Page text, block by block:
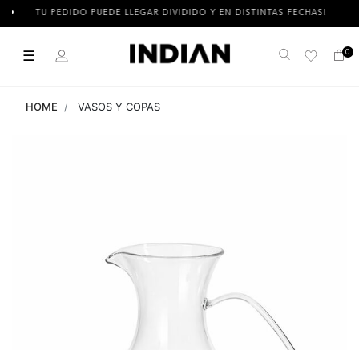
TU PEDIDO PUEDE LLEGAR DIVIDIDO Y EN DISTINTAS FECHAS!
☰ Buscar 0
HOME VASOS Y COPAS